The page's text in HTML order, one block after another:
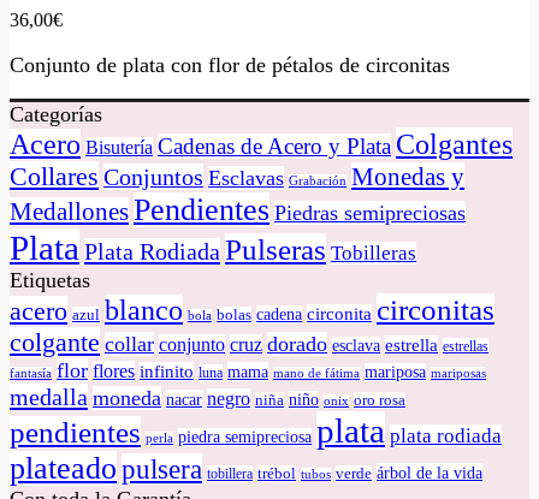
36,00€
Conjunto de plata con flor de pétalos de circonitas
Categorías
Acero Bisutería Cadenas de Acero y Plata Colgantes
Collares Conjuntos Esclavas Grabación Monedas y
MedallonesPendientes Piedras semipreciosas
Plata Plata Rodiada Pulseras Tobilleras
Etiquetas
acero azul blanco bola bolas cadena circonita circonitas
colgante collar conjunto cruz dorado esclava estrella estrellas
fantasía flor flores infinito luna mama mano de fátima mariposa mariposas
medalla moneda nacar negro niña niño onix oro rosa
pendientes perla piedra semipreciosa plata plata rodiada
plateadopulsera tobillera trébol tubos verde árbol de la vida